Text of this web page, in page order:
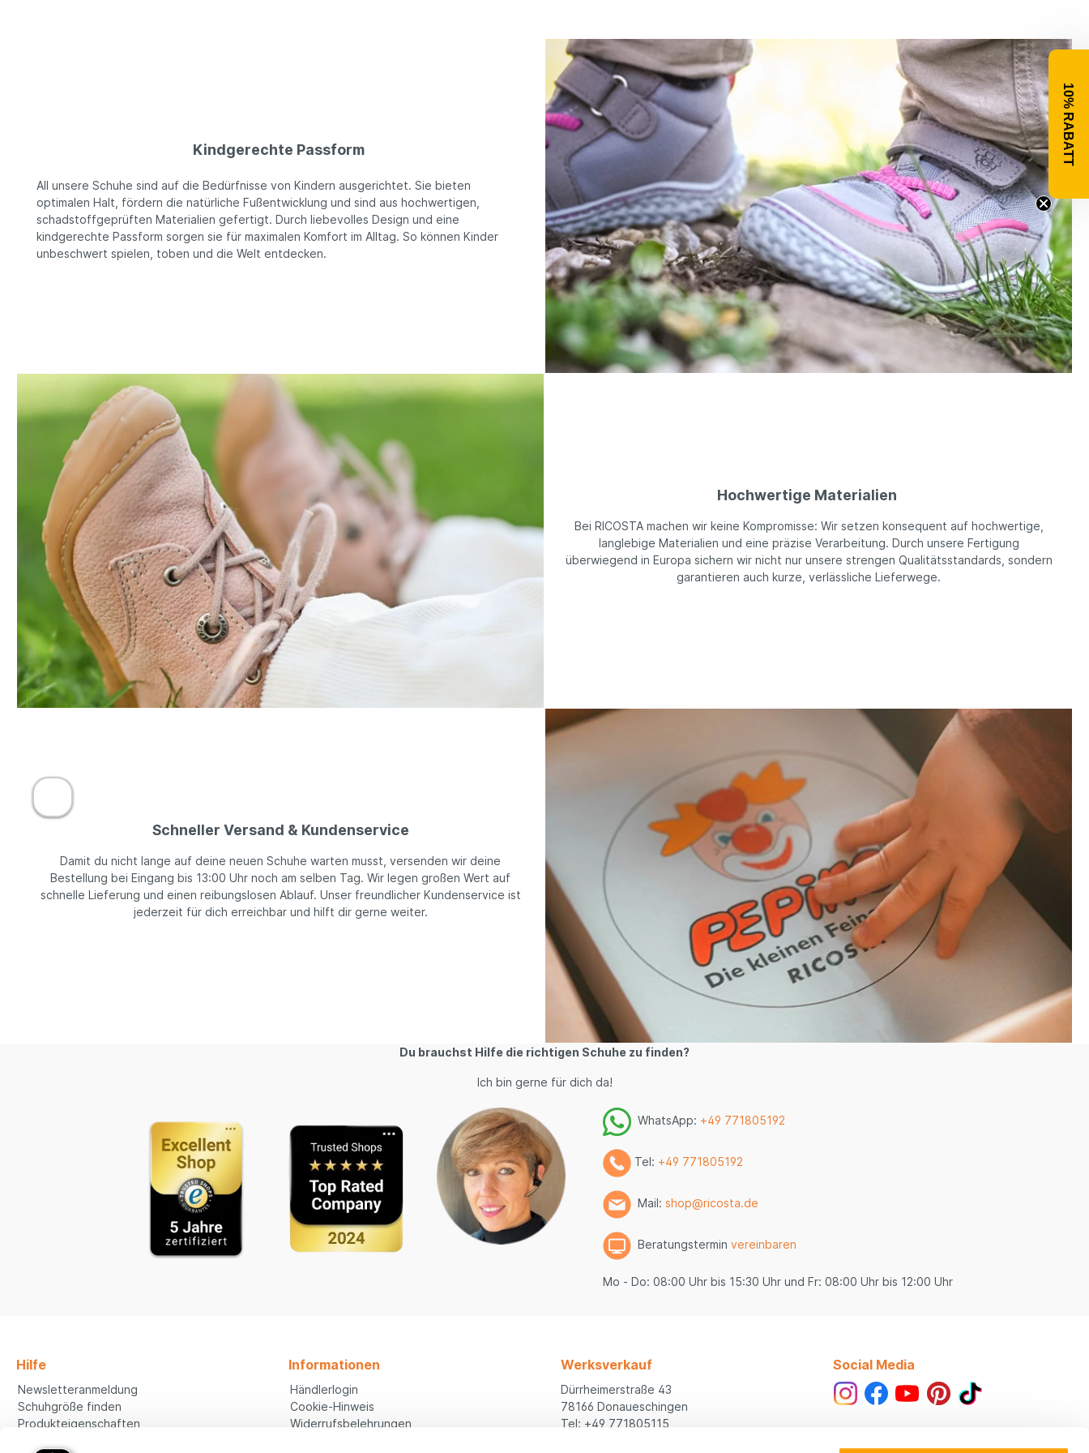
Kindgerechte Passform
All unsere Schuhe sind auf die Bedürfnisse von Kindern ausgerichtet. Sie bieten
optimalen Halt, fördern die natürliche Fußentwicklung und sind aus hochwertigen,
schadstoffgeprüften Materialien gefertigt. Durch liebevolles Design und eine
kindgerechte Passform sorgen sie für maximalen Komfort im Alltag. So können Kinder
unbeschwert spielen, toben und die Welt entdecken.
Hochwertige Materialien
Bei RICOSTA machen wir keine Kompromisse: Wir setzen konsequent auf hochwertige,
langlebige Materialien und eine präzise Verarbeitung. Durch unsere Fertigung
überwiegend in Europa sichern wir nicht nur unsere strengen Qualitätsstandards, sondern
garantieren auch kurze, verlässliche Lieferwege.
Schneller Versand & Kundenservice
Damit du nicht lange auf deine neuen Schuhe warten musst, versenden wir deine
Bestellung bei Eingang bis 13:00 Uhr noch am selben Tag. Wir legen großen Wert auf
schnelle Lieferung und einen reibungslosen Ablauf. Unser freundlicher Kundenservice ist
jederzeit für dich erreichbar und hilft dir gerne weiter.
Du brauchst Hilfe die richtigen Schuhe zu finden?
Ich bin gerne für dich da!
WhatsApp: +49 771805192
Tel: +49 771805192
Mail: shop@ricosta.de
Beratungstermin vereinbaren
Mo - Do: 08:00 Uhr bis 15:30 Uhr und Fr: 08:00 Uhr bis 12:00 Uhr
Hilfe
Newsletteranmeldung
Schuhgröße finden
Produkteigenschaften
Informationen
Händlerlogin
Cookie-Hinweis
Widerrufsbelehrungen
Werksverkauf
Dürrheimerstraße 43
78166 Donaueschingen
Tel: +49 771805115
Social Media
10% RABATT